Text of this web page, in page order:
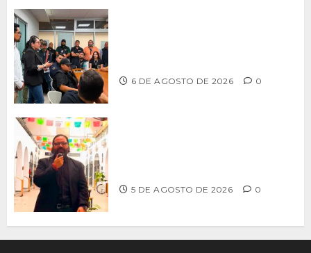
6 DE AGOSTO DE 2026 0
5 DE AGOSTO DE 2026 0